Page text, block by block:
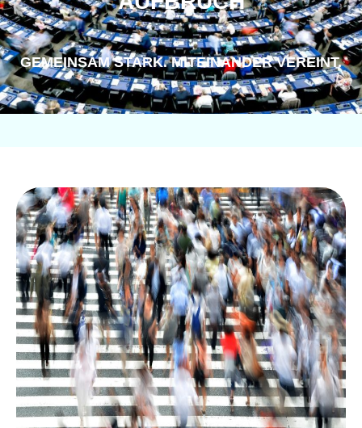
GEMEINSAM STARK.MITEINANDER VEREINT.